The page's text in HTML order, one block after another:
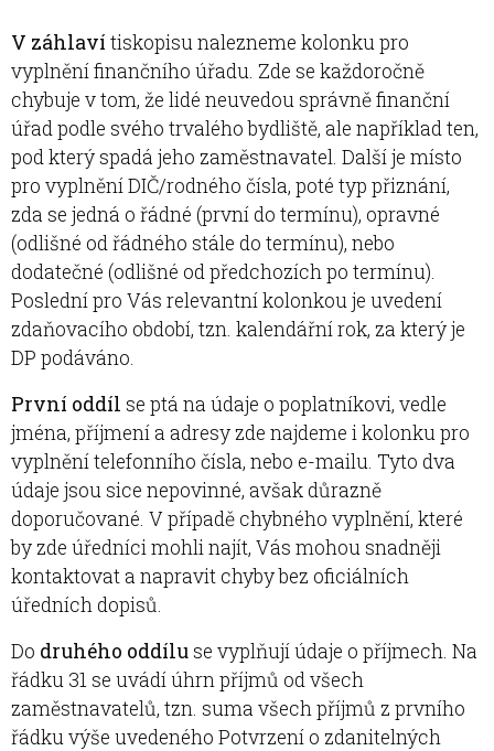
V záhlaví tiskopisu nalezneme kolonku pro
vyplnění finančního úřadu. Zde se každoročně
chybuje v tom, že lidé neuvedou správně finanční
úřad podle svého trvalého bydliště, ale například ten,
pod který spadá jeho zaměstnavatel. Další je místo
pro vyplnění DIČ/rodného čísla, poté typ přiznání,
zda se jedná o řádné (první do termínu), opravné
(odlišné od řádného stále do termínu), nebo
dodatečné (odlišné od předchozích po termínu).
Poslední pro Vás relevantní kolonkou je uvedení
zdaňovacího období, tzn. kalendářní rok, za který je
DP podáváno.
První oddíl se ptá na údaje o poplatníkovi, vedle
jména, příjmení a adresy zde najdeme i kolonku pro
vyplnění telefonního čísla, nebo e-mailu. Tyto dva
údaje jsou sice nepovinné, avšak důrazně
doporučované. V případě chybného vyplnění, které
by zde úředníci mohli najít, Vás mohou snadněji
kontaktovat a napravit chyby bez oficiálních
úředních dopisů.
Do druhého oddíluse vyplňují údaje o příjmech. Na
řádku 31 se uvádí úhrn příjmů od všech
zaměstnavatelů, tzn. suma všech příjmů z prvního
řádku výše uvedeného Potvrzení o zdanitelných